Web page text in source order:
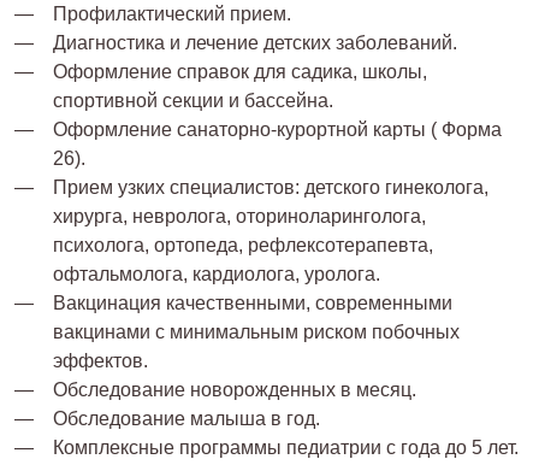
Профилактический прием.
Диагностика и лечение детских заболеваний.
Оформление справок для садика, школы,
спортивной секции и бассейна.
Оформление санаторно-курортной карты ( Форма
26).
Прием узких специалистов: детского гинеколога,
хирурга, невролога, оториноларинголога,
психолога, ортопеда, рефлексотерапевта,
офтальмолога, кардиолога, уролога.
Вакцинация качественными, современными
вакцинами с минимальным риском побочных
эффектов.
Обследование новорожденных в месяц.
Обследование малыша в год.
Комплексные программы педиатрии с года до 5 лет.